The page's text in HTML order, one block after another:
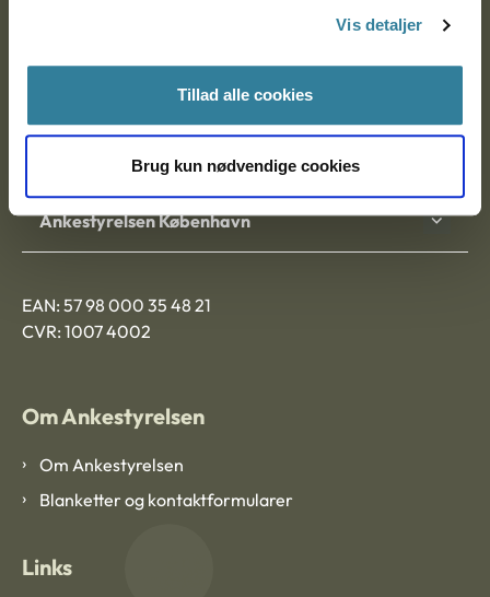
Vis detaljer
Tillad alle cookies
Brug kun nødvendige cookies
9000 Aalborg
Ankestyrelsen Aalborg
Ankestyrelsen København
EAN: 57 98 000 35 48 21
CVR: 1007 4002
Om Ankestyrelsen
Om Ankestyrelsen
Blanketter og kontaktformularer
Links